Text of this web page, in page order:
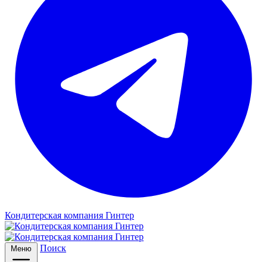
Кондитерская компания Гинтер
Меню Поиск